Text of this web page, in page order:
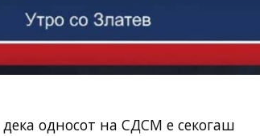
односот на СДСМ е секогаш